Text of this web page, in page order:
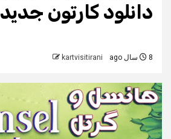
دانلود کارتون جدید
8 سال ago kartvisitirani